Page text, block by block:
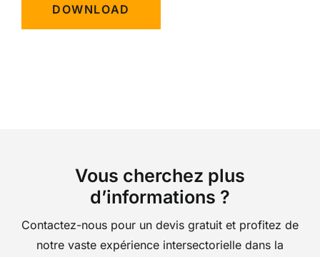
DOWNLOAD
Vous cherchez plus
d’informations ?
Contactez-nous pour un devis gratuit et profitez de
notre vaste expérience intersectorielle dans la